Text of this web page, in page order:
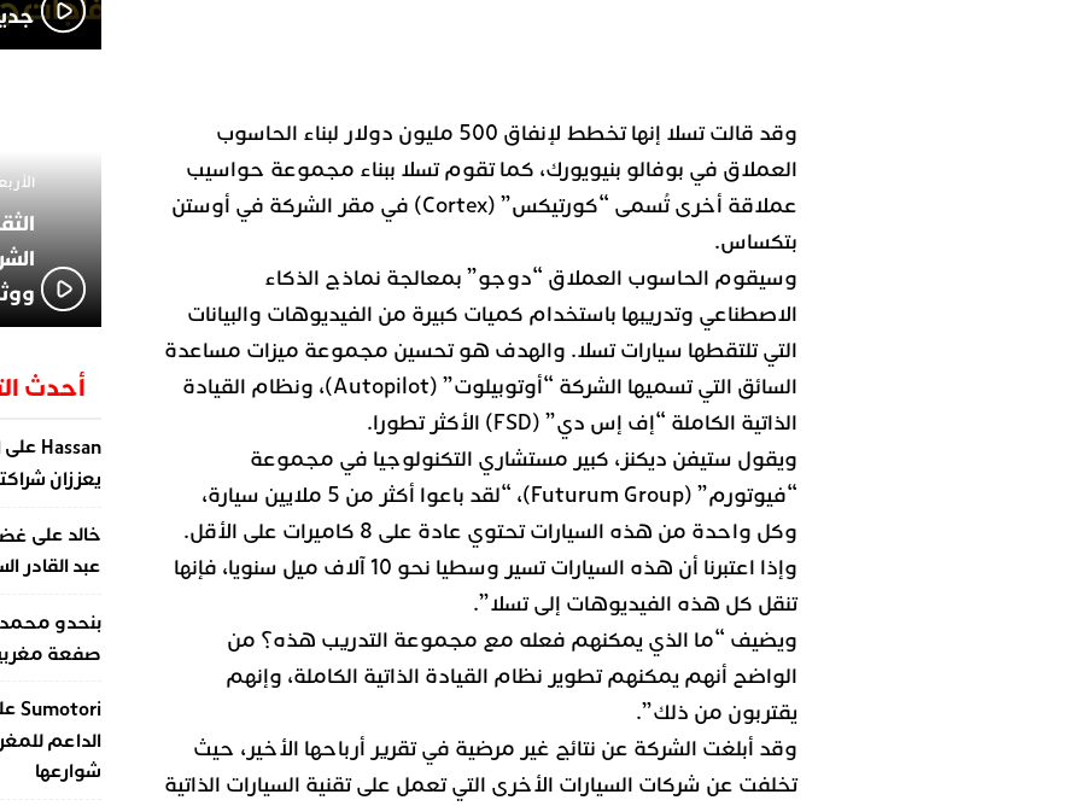
وقد قالت تسلا إنها تخطط لإنفاق 500 مليون دولار لبناء الحاسوب
العملاق في بوفالو بنيويورك، كما تقوم تسلا ببناء مجموعة حواسيب
عملاقة أخرى تُسمى “كورتيكس” (Cortex) في مقر الشركة في أوستن
بتكساس.
وسيقوم الحاسوب العملاق “دوجو” بمعالجة نماذج الذكاء
الاصطناعي وتدريبها باستخدام كميات كبيرة من الفيديوهات والبيانات
التي تلتقطها سيارات تسلا. والهدف هو تحسين مجموعة ميزات مساعدة
السائق التي تسميها الشركة “أوتوبيلوت” (Autopilot)، ونظام القيادة
الذاتية الكاملة “إف إس دي” (FSD) الأكثر تطورا.
ويقول ستيفن ديكنز، كبير مستشاري التكنولوجيا في مجموعة
“فيوتورم” (Futurum Group)، “لقد باعوا أكثر من 5 ملايين سيارة،
وكل واحدة من هذه السيارات تحتوي عادة على 8 كاميرات على الأقل.
وإذا اعتبرنا أن هذه السيارات تسير وسطيا نحو 10 آلاف ميل سنويا، فإنها
تنقل كل هذه الفيديوهات إلى تسلا”.
ويضيف “ما الذي يمكنهم فعله مع مجموعة التدريب هذه؟ من
الواضح أنهم يمكنهم تطوير نظام القيادة الذاتية الكاملة، وإنهم
يقتربون من ذلك”.
وقد أبلغت الشركة عن نتائج غير مرضية في تقرير أرباحها الأخير، حيث
تخلفت عن شركات السيارات الأخرى التي تعمل على تقنية السيارات الذاتية
الأربعاء 13
أحدث
Hassan على
يعززان
خالد على
عبد القادر
بنحدو محمد
صفعة
Sumotori
الداعم
شوارعها